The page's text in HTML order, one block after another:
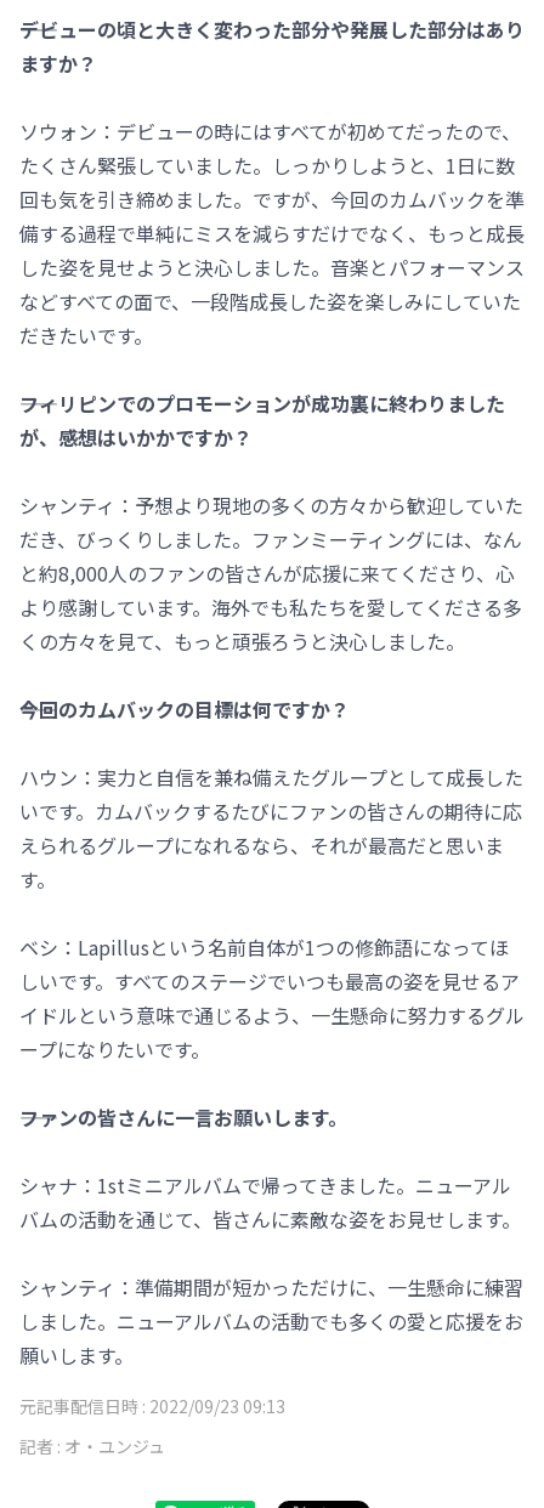
――デビューの頃と大きく変わった部分や発展した部分はあり
ますか？
ソウォン：デビューの時にはすべてが初めてだったので、
たくさん緊張していました。しっかりしようと、1日に数
回も気を引き締めました。ですが、今回のカムバックを準
備する過程で単純にミスを減らすだけでなく、もっと成長
した姿を見せようと決心しました。音楽とパフォーマンス
などすべての面で、一段階成長した姿を楽しみにしていた
だきたいです。
――フィリピンでのプロモーションが成功裏に終わりました
が、感想はいかかですか？
シャンティ：予想より現地の多くの方々から歓迎していた
だき、びっくりしました。ファンミーティングには、なん
と約8,000人のファンの皆さんが応援に来てくださり、心
より感謝しています。海外でも私たちを愛してくださる多
くの方々を見て、もっと頑張ろうと決心しました。
――今回のカムバックの目標は何ですか？
ハウン：実力と自信を兼ね備えたグループとして成長した
いです。カムバックするたびにファンの皆さんの期待に応
えられるグループになれるなら、それが最高だと思いま
す。
ベシ：Lapillusという名前自体が1つの修飾語になってほ
しいです。すべてのステージでいつも最高の姿を見せるア
イドルという意味で通じるよう、一生懸命に努力するグル
ープになりたいです。
――ファンの皆さんに一言お願いします。
シャナ：1stミニアルバムで帰ってきました。ニューアル
バムの活動を通じて、皆さんに素敵な姿をお見せします。
シャンティ：準備期間が短かっただけに、一生懸命に練習
しました。ニューアルバムの活動でも多くの愛と応援をお
願いします。
元記事配信日時 : 2022/09/23 09:13
記者 : オ・ユンジュ